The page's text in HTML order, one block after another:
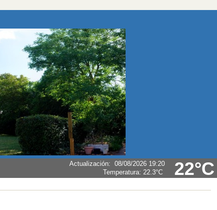
22°C
Actualización: 08/08/2026 19:20
Temperatura: 22.3°C